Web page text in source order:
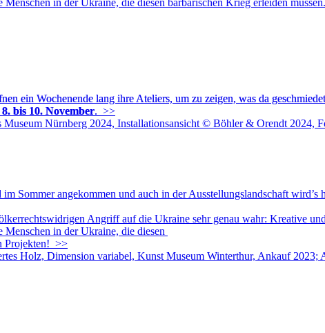
ein Wochenende lang ihre Ateliers, um zu zeigen, was da
8. bis 10. November. >>
Sommer angekommen und auch in der Ausstellungslandschaft
Angriff auf die Ukraine sehr genau wahr: Kreative
in der Ukraine, die diesen
Projekten! >>